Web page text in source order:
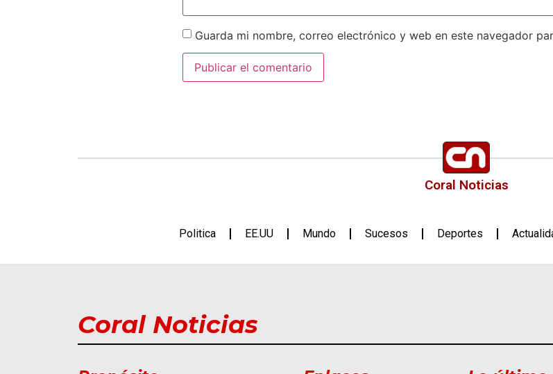
Guarda mi nombre, correo electrónico y web en este navegador
Coral Noticias
Politica EE.UU Mundo Sucesos Deportes
Coral Noticias